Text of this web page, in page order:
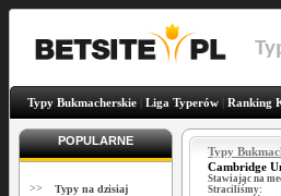
Typy Bukmacherskie Liga Typerów Ranking
POPULARNE
>> Typy na dzisiaj
Typy
Cambridge
Stawiając na
Straciliśmy: